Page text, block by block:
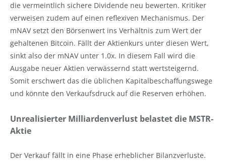
die vermeintlich sichere Dividende neu bewerten. Kritiker
verweisen zudem auf einen reflexiven Mechanismus. Der
mNAV setzt den Börsenwert ins Verhältnis zum Wert der
gehaltenen Bitcoin. Fällt der Aktienkurs unter diesen Wert,
sinkt also der mNAV unter 1.0x. In diesem Fall wird die
Ausgabe neuer Aktien verwässernd statt wertsteigernd.
Somit erschwert das die üblichen Kapitalbeschaffungswege
und könnte den Verkaufsdruck auf die Reserven erhöhen.
Unrealisierter Milliardenverlust belastet die MSTR-
Aktie
Der Verkauf fällt in eine Phase erheblicher Bilanzverluste.